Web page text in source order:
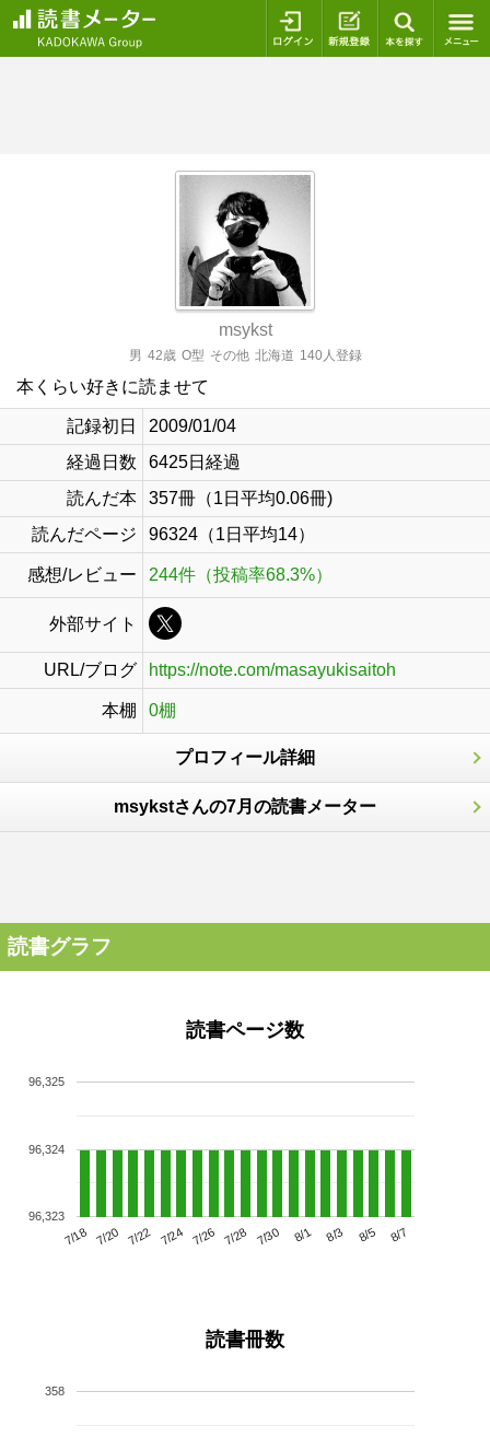
ログイン 新規登録
msykst
男 42歳 O型 その他 北海道 140人登録
本くらい好きに読ませて
記録初日
2009/01/04
経過日数
6425日経過
読んだ本
357冊（1日平均0.06冊)
読んだページ
96324（1日平均14）
感想/レビュー 244件（投稿率68.3%）
外部サイト
URL/ブログ https://note.com/masayukisaitoh
本棚 0棚
プロフィール詳細
msykstさんの7月の読書メーター
読書グラフ
読書ページ数
7/18 7/20 7/22 7/24 7/26 7/28 7/30 8/1 8/3 8/5 8/7
96,323
96,324
96,325
読書冊数
358